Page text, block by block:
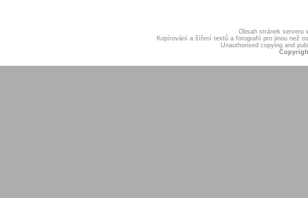
Obsah stránek serveru
Kopírování a šíření textů a fotografií pro jinou než
Unauthorised copying and